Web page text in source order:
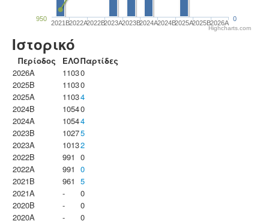
2021B2022A2022B2023Α2023B2024A2024B2025A2025B2026A
950 0
Highcharts.com
Ιστορικό
Περίοδος ΕΛΟΠαρτίδες
2026A
11030
2025B
11030
2025A
11034
2024B
10540
2024A
10544
2023B
10275
2023Α
10132
2022B
991 0
2022A
991 0
2021B
961 5
2021A
-
0
2020B
-
0
2020A
- 0